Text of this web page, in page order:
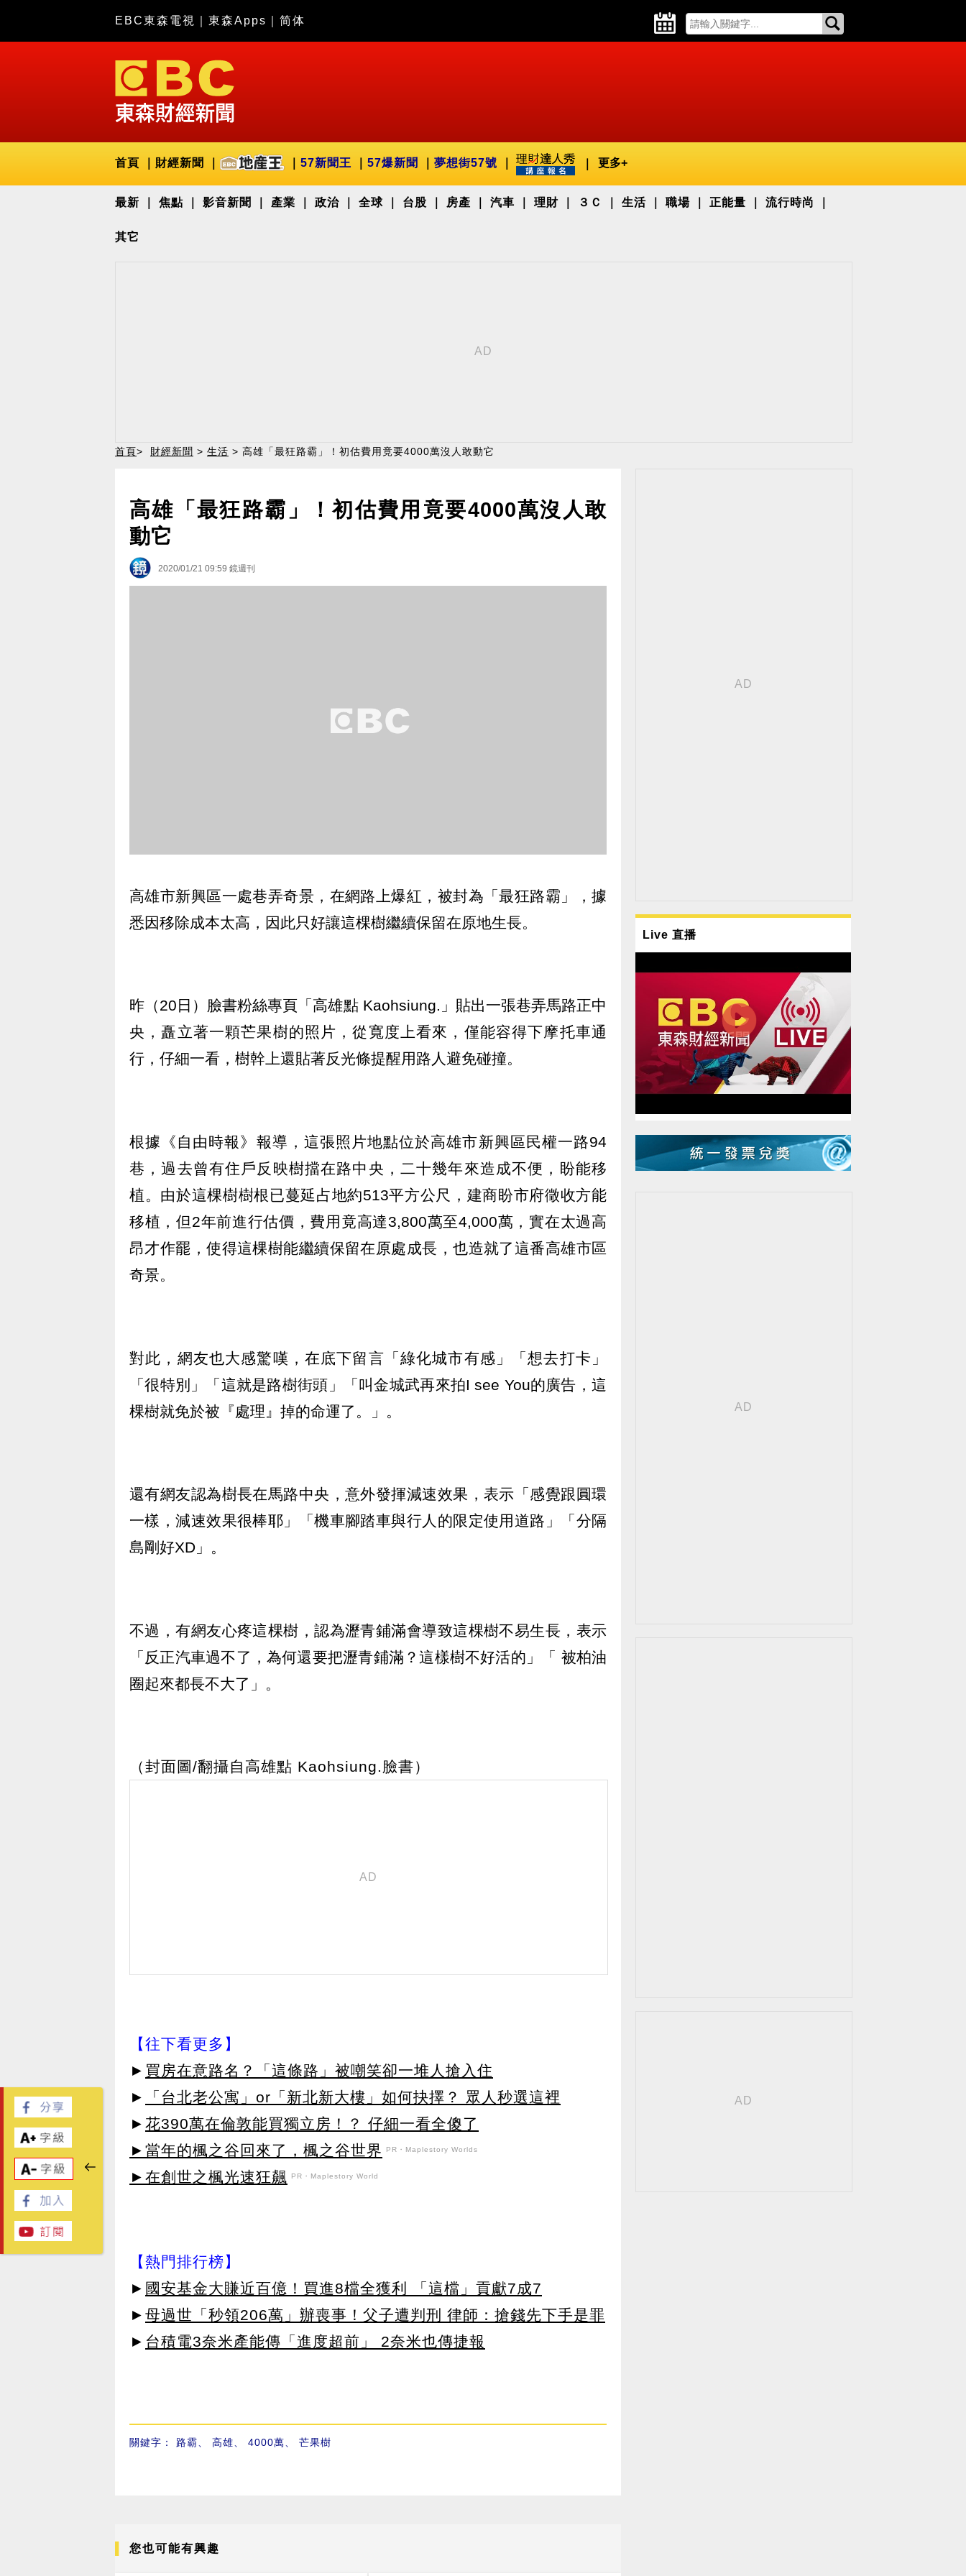
EBC東森電視 東森Apps 简体
首頁 財經新聞 57新聞王 57爆新聞 夢想街57號 更多+
最新 焦點 影音新聞 產業 政治 全球 台股 房產 汽車 理財 ３Ｃ 生活 職場 正能量 流行時尚
其它
首頁> 財經新聞 > 生活 > 高雄「最狂路霸」！初估費用竟要4000萬沒人敢動它
高雄「最狂路霸」！初估費用竟要4000萬沒人敢
動它
2020/01/21 09:59 鏡週刊
高雄市新興區一處巷弄奇景，在網路上爆紅，被封為「最狂路霸」，據
悉因移除成本太高，因此只好讓這棵樹繼續保留在原地生長。
昨（20日）臉書粉絲專頁「高雄點 Kaohsiung.」貼出一張巷弄馬路正中
央，矗立著一顆芒果樹的照片，從寬度上看來，僅能容得下摩托車通
行，仔細一看，樹幹上還貼著反光條提醒用路人避免碰撞。
根據《自由時報》報導，這張照片地點位於高雄市新興區民權一路94
巷，過去曾有住戶反映樹擋在路中央，二十幾年來造成不便，盼能移
植。由於這棵樹樹根已蔓延占地約513平方公尺，建商盼市府徵收方能
移植，但2年前進行估價，費用竟高達3,800萬至4,000萬，實在太過高
昂才作罷，使得這棵樹能繼續保留在原處成長，也造就了這番高雄市區
奇景。
對此，網友也大感驚嘆，在底下留言「綠化城市有感」「想去打卡」
「很特別」「這就是路樹街頭」「叫金城武再來拍I see You的廣告，這
棵樹就免於被『處理』掉的命運了。」。
還有網友認為樹長在馬路中央，意外發揮減速效果，表示「感覺跟圓環
一樣，減速效果很棒耶」「機車腳踏車與行人的限定使用道路」「分隔
島剛好XD」。
不過，有網友心疼這棵樹，認為瀝青鋪滿會導致這棵樹不易生長，表示
「反正汽車過不了，為何還要把瀝青鋪滿？這樣樹不好活的」「 被柏油
圈起來都長不大了」。
（封面圖/翻攝自高雄點 Kaohsiung.臉書）
【往下看更多】
► 買房在意路名？「這條路」被嘲笑卻一堆人搶入住
►
「台北老公寓」or「新北新大樓」如何抉擇？ 眾人秒選這裡
► 花390萬在倫敦能買獨立房！？ 仔細一看全傻了
►當年的楓之谷回來了，楓之谷世界
PR・Maplestory Worlds
►在創世之楓光速狂飆 PR・Maplestory World
【熱門排行榜】
► 國安基金大賺近百億！買進8檔全獲利 「這檔」貢獻7成7
► 母過世「秒領206萬」辦喪事！父子遭判刑 律師：搶錢先下手是罪
► 台積電3奈米產能傳「進度超前」 2奈米也傳捷報
關鍵字： 路霸 高雄 4000萬 芒果樹
您也可能有興趣
Live 直播